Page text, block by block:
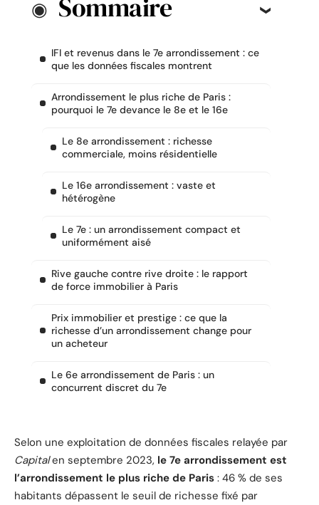
Sommaire
IFI et revenus dans le 7e arrondissement : ce
que les données fiscales montrent
Arrondissement le plus riche de Paris :
pourquoi le 7e devance le 8e et le 16e
Le 8e arrondissement : richesse
commerciale, moins résidentielle
Le 16e arrondissement : vaste et
hétérogène
Le 7e : un arrondissement compact et
uniformément aisé
Rive gauche contre rive droite : le rapport
de force immobilier à Paris
Prix immobilier et prestige : ce que la
richesse d’un arrondissement change pour
un acheteur
Le 6e arrondissement de Paris : un
concurrent discret du 7e
Selon une exploitation de données fiscales relayée par
Capitalen septembre 2023, le 7e arrondissement est
l’arrondissement le plus riche de Paris : 46 % de ses
habitants dépassent le seuil de richesse fixé par